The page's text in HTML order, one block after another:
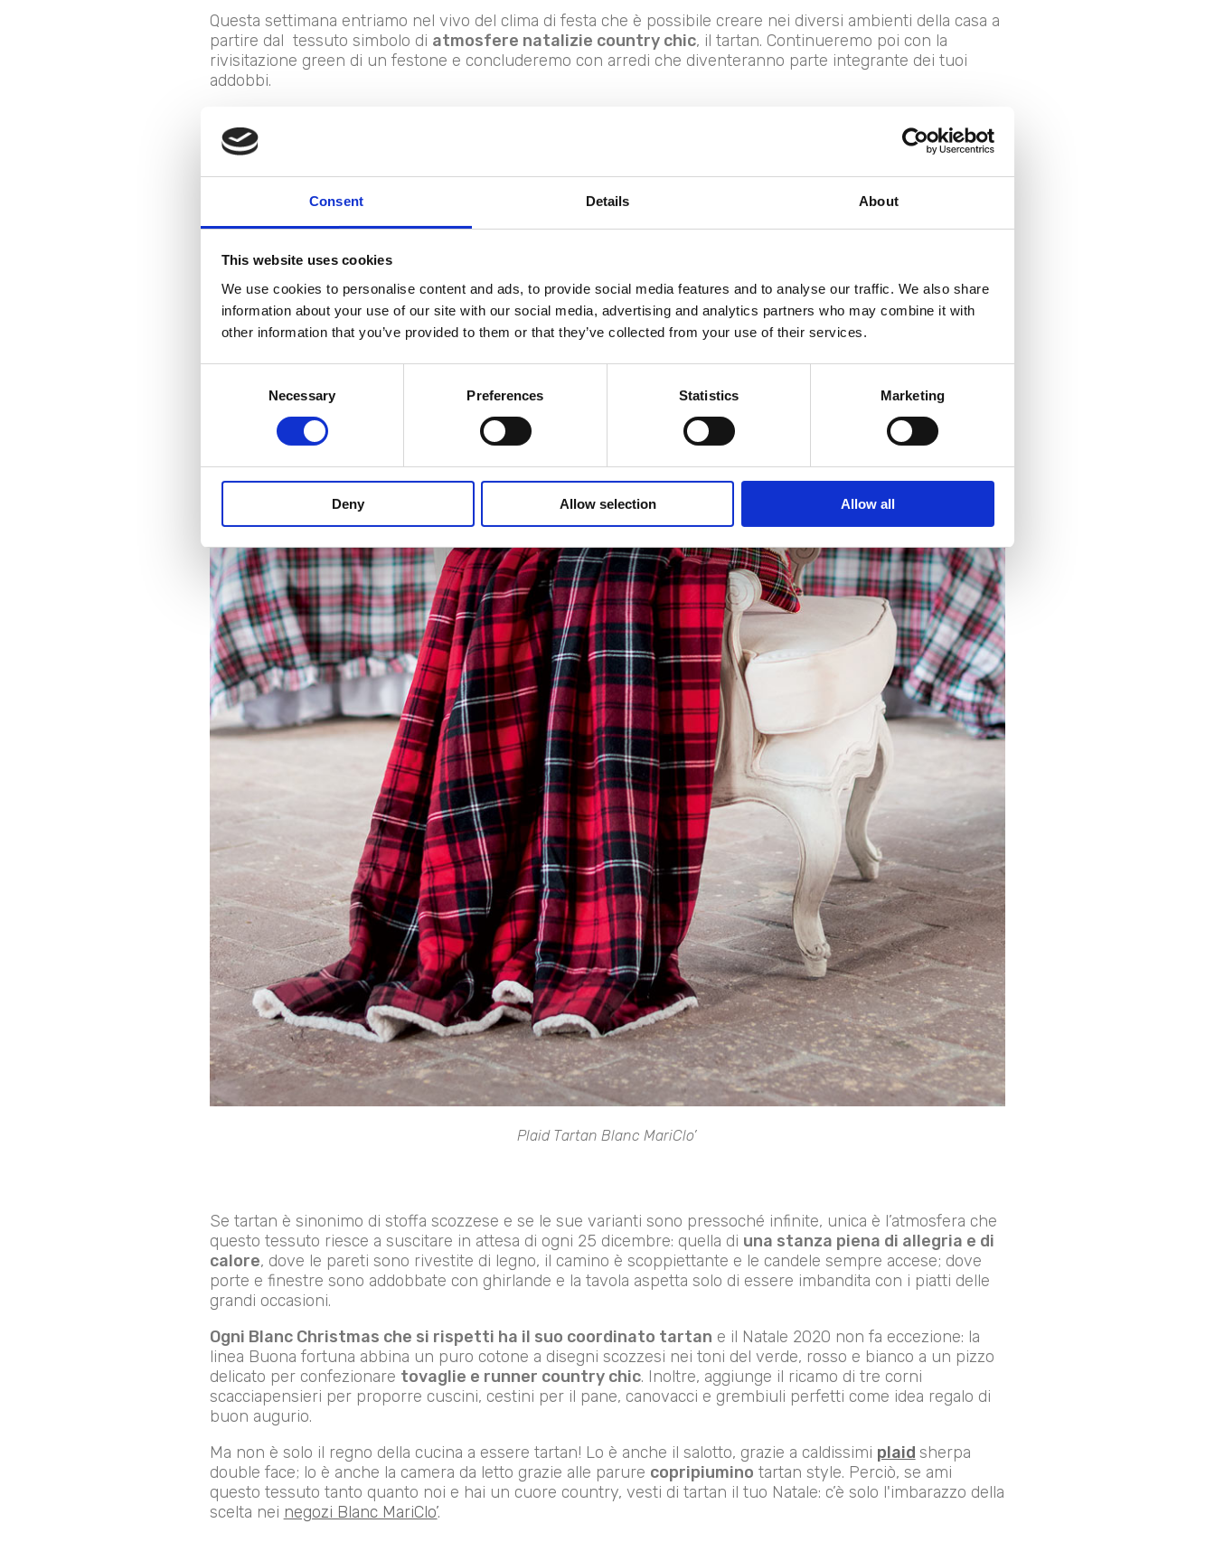
Consent Details About
This website uses cookies
We use cookies to personalise content and ads, to provide social media features and to analyse our traffic. We also share
information about your use of our site with our social media, advertising and analytics partners who may combine it with
other information that you’ve provided to them or that they’ve collected from your use of their services.
Necessary Preferences Statistics Marketing
Deny Allow selection Allow all
Questa settimana entriamo nel vivo del clima di festa che è possibile creare nei diversi ambienti della casa a
partire dal tessuto simbolo di atmosfere natalizie country chic, il tartan. Continueremo poi con la
rivisitazione green di un festone e concluderemo con arredi che diventeranno parte integrante dei tuoi
addobbi.
1. Tessuti tartan per un’allegria country chic
Plaid Tartan Blanc MariClo’
Se tartan è sinonimo di stoffa scozzese e se le sue varianti sono pressoché infinite, unica è l’atmosfera che
questo tessuto riesce a suscitare in attesa di ogni 25 dicembre: quella di una stanza piena di allegria e di
calore, dove le pareti sono rivestite di legno, il camino è scoppiettante e le candele sempre accese; dove
porte e finestre sono addobbate con ghirlande e la tavola aspetta solo di essere imbandita con i piatti delle
grandi occasioni.
Ogni Blanc Christmas che si rispetti ha il suo coordinato tartan e il Natale 2020 non fa eccezione: la
linea Buona fortuna abbina un puro cotone a disegni scozzesi nei toni del verde, rosso e bianco a un pizzo
delicato per confezionare tovaglie e runner country chic. Inoltre, aggiunge il ricamo di tre corni
scacciapensieri per proporre cuscini, cestini per il pane, canovacci e grembiuli perfetti come idea regalo di
buon augurio.
Ma non è solo il regno della cucina a essere tartan! Lo è anche il salotto, grazie a caldissimi plaid sherpa
double face; lo è anche la camera da letto grazie alle parure copripiumino tartan style. Perciò, se ami
questo tessuto tanto quanto noi e hai un cuore country, vesti di tartan il tuo Natale: c’è solo l'imbarazzo della
scelta nei negozi Blanc MariClo’.